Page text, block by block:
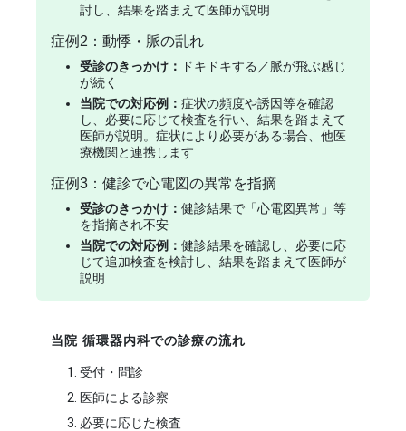
討し、結果を踏まえて医師が説明
症例2：動悸・脈の乱れ
受診のきっかけ：
ドキドキする／脈が飛ぶ感じ
が続く
当院での対応例：症状の頻度や誘因等を確認
し、必要に応じて検査を行い、結果を踏まえて
医師が説明。症状により必要がある場合、他医
療機関と連携します
症例3：健診で心電図の異常を指摘
受診のきっかけ：健診結果で「心電図異常」等
を指摘され不安
当院での対応例：健診結果を確認し、必要に応
じて追加検査を検討し、結果を踏まえて医師が
説明
当院 循環器内科での診療の流れ
受付・問診
医師による診察
必要に応じた検査